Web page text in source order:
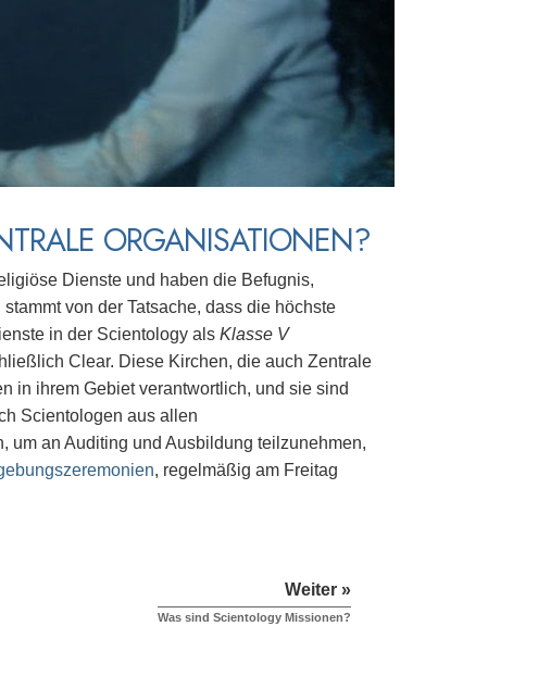
ORGANISATIONEN?
Dienste und haben die Befugnis,
von der Tatsache, dass die höchste
in der Scientology als Klasse V
Clear. Diese Kirchen, die auch Zentrale
in ihrem Gebiet verantwortlich, und sie sind
Scientologen aus allen
um an Auditing und Ausbildung teilzunehmen,
, regelmäßig am Freitag
Weiter »
Was sind Scientology Missionen?